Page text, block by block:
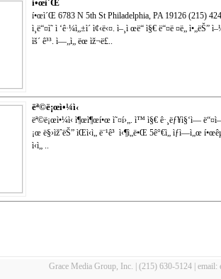
í•œì´Œ
í•œì´Œ 6783 N 5th St Philadelphia, PA 19126 (215)
ì¸ë“¤ì˜ ì ‘ê·¼ì„±ì´ ì¢‹ë‹¤. ì–¸ì œë“ ì§€ ë“¤ë ¤ë„ ì•„ëŠ”
ìš´ ê³³. ì—„ì„ ëœ ìž¬ë£..
ëª©ë¡œì•¼ì‹
ëª©ë¡œì•¼ì‹ ì¶œì¶œí•œ ì˜¤í›„. ì™ ì§€ ê·¸ëƒ¥ì§‘ì—
¡œ ë§›ìžˆëŠ” ìŒì‹ì„ ë¨¹ê³ ì‹¶ì„ë•Œ 5ê°€ì„ ìƒì—ì„œ
ì‹ì„ ..
Grace Media Group, Inc. | (215) 630-5124 | email: